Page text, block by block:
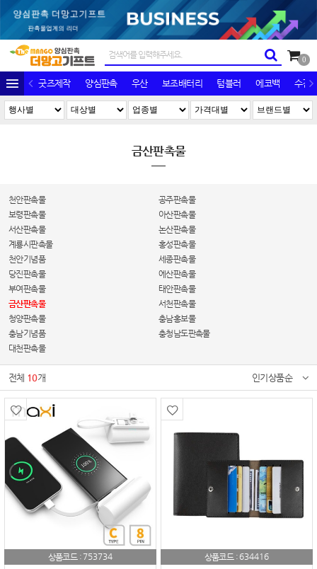
0
굿즈제작 양심판촉 우산 보조배터리 텀블러 에코백 수건/
금산판촉물
천안판촉물
공주판촉물
보령판촉물
아산판촉물
서산판촉물
논산판촉물
계룡시판촉물
홍성판촉물
천안기념품
세종판촉물
당진판촉물
에산판촉물
부여판촉물
태안판촉물
금산판촉물
서천판촉물
청양판촉물
충남홍보물
충남기념품
충청남도판촉물
대천판촉물
전체 10개 인기상품순
상품코드 : 753734
상품코드 : 634416